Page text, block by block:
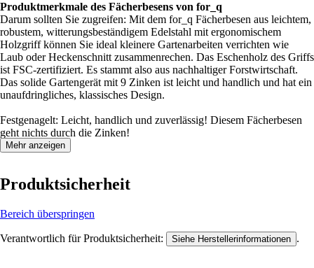
Produktmerkmale des Fächerbesens von for_q
Darum sollten Sie zugreifen: Mit dem for_q Fächerbesen aus leichtem,
robustem, witterungsbeständigem Edelstahl mit ergonomischem
Holzgriff können Sie ideal kleinere Gartenarbeiten verrichten wie
Laub oder Heckenschnitt zusammenrechen. Das Eschenholz des Griffs
ist FSC-zertifiziert. Es stammt also aus nachhaltiger Forstwirtschaft.
Das solide Gartengerät mit 9 Zinken ist leicht und handlich und hat ein
unaufdringliches, klassisches Design.
Festgenagelt: Leicht, handlich und zuverlässig! Diesem Fächerbesen
geht nichts durch die Zinken!
Mehr anzeigen
Produktsicherheit
Bereich überspringen
Verantwortlich für Produktsicherheit: Siehe Herstellerinformationen .